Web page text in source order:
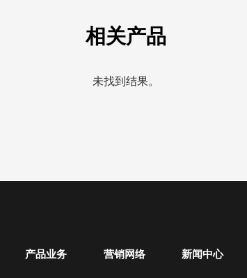
相关产品
未找到结果。
产品业务 营销网络 新闻中心